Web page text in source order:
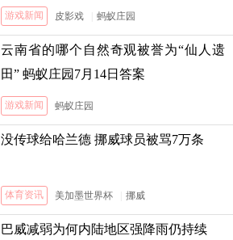
3日答案
游戏新闻 皮影戏 蚂蚁庄园
云南省的哪个自然奇观被誉为“仙人遗
田” 蚂蚁庄园7月14日答案
游戏新闻 蚂蚁庄园
没传球给哈兰德 挪威球员被骂7万条
体育资讯 美加墨世界杯 挪威
巴威减弱为何内陆地区强降雨仍持续